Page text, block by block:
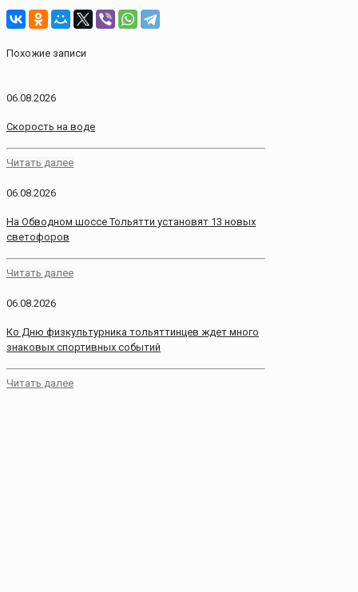
Похожие записи
06.08.2026
Скорость на воде
Читать далее
06.08.2026
На Обводном шоссе Тольятти установят 13 новых
светофоров
Читать далее
06.08.2026
Ко Дню физкультурника тольяттинцев ждет много
знаковых спортивных событий
Читать далее